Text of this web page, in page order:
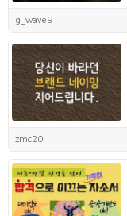
g_wave9
zmc20